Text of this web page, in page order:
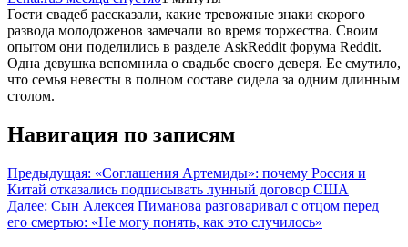
Гости свадеб рассказали, какие тревожные знаки скорого
развода молодоженов замечали во время торжества. Своим
опытом они поделились в разделе AskReddit форума Reddit.
Одна девушка вспомнила о свадьбе своего деверя. Ее смутило,
что семья невесты в полном составе сидела за одним длинным
столом.
Навигация по записям
Предыдущая: «Соглашения Артемиды»: почему Россия и
Китай отказались подписывать лунный договор США
Далее: Сын Алексея Пиманова разговаривал с отцом перед
его смертью: «Не могу понять, как это случилось»